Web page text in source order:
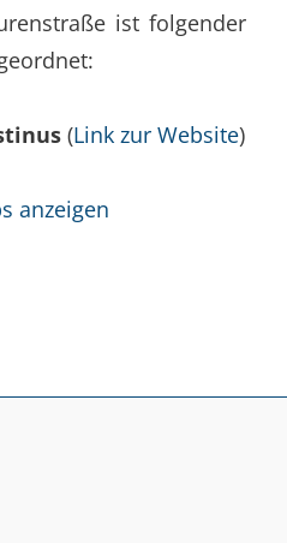
ist folgender
(Link zur Website)
anzeigen